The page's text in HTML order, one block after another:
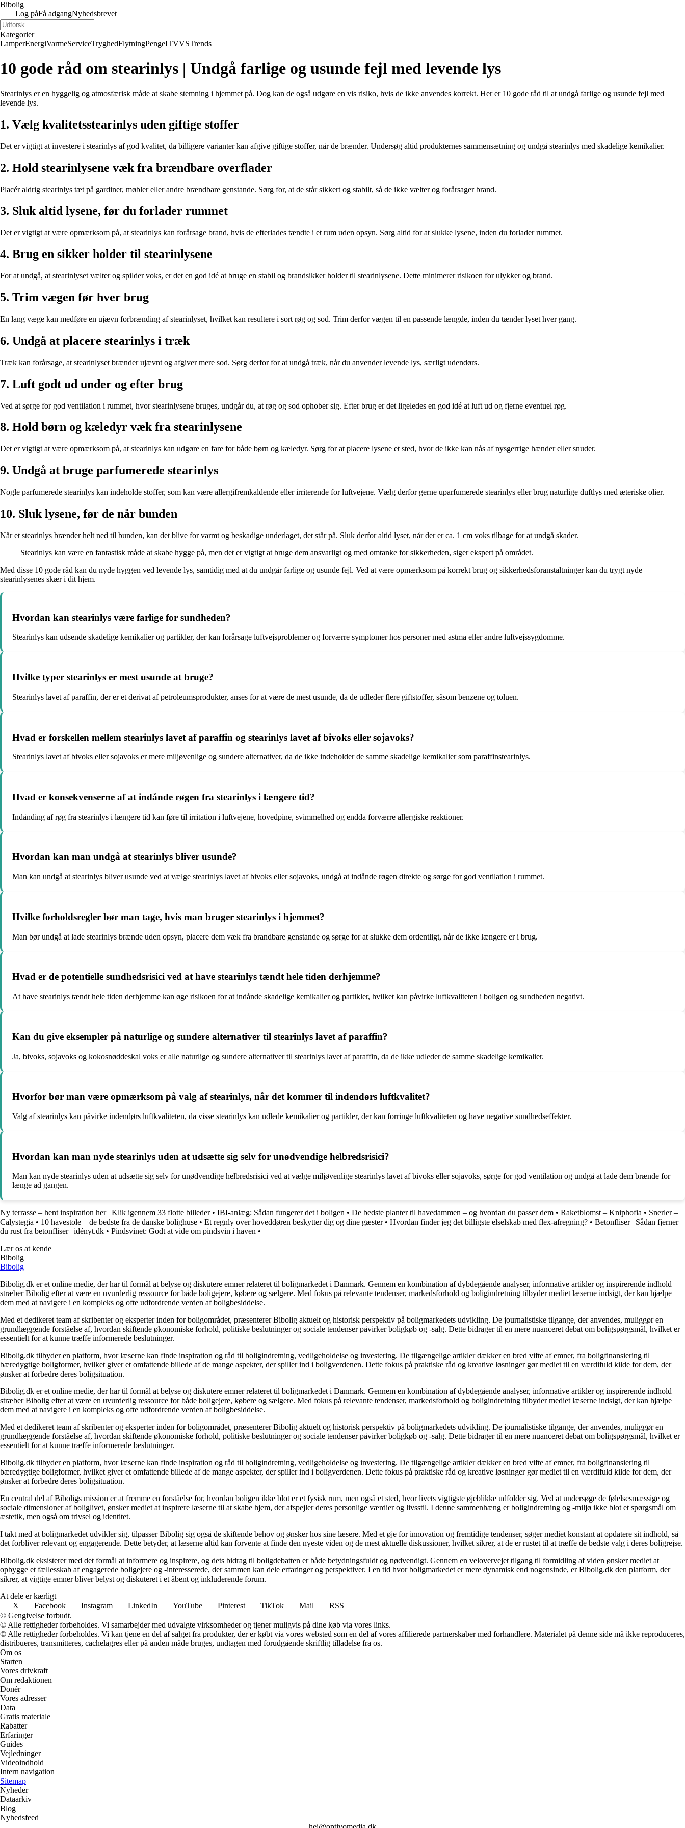
Bibolig
Log påFå adgangNyhedsbrevet
Kategorier
LamperEnergiVarmeServiceTryghedFlytningPengeITVVSTrends
10 gode råd om stearinlys | Undgå farlige og usunde fejl med levende lys
Stearinlys er en hyggelig og atmosfærisk måde at skabe stemning i hjemmet på. Dog kan de også udgøre en vis risiko, hvis de ikke anvendes korrekt. Her er 10 gode råd til at undgå farlige og usunde fejl med
levende lys.
1. Vælg kvalitetsstearinlys uden giftige stoffer
Det er vigtigt at investere i stearinlys af god kvalitet, da billigere varianter kan afgive giftige stoffer, når de brænder. Undersøg altid produkternes sammensætning og undgå stearinlys med skadelige kemikalier.
2. Hold stearinlysene væk fra brændbare overflader
Placér aldrig stearinlys tæt på gardiner, møbler eller andre brændbare genstande. Sørg for, at de står sikkert og stabilt, så de ikke vælter og forårsager brand.
3. Sluk altid lysene, før du forlader rummet
Det er vigtigt at være opmærksom på, at stearinlys kan forårsage brand, hvis de efterlades tændte i et rum uden opsyn. Sørg altid for at slukke lysene, inden du forlader rummet.
4. Brug en sikker holder til stearinlysene
For at undgå, at stearinlyset vælter og spilder voks, er det en god idé at bruge en stabil og brandsikker holder til stearinlysene. Dette minimerer risikoen for ulykker og brand.
5. Trim vægen før hver brug
En lang væge kan medføre en ujævn forbrænding af stearinlyset, hvilket kan resultere i sort røg og sod. Trim derfor vægen til en passende længde, inden du tænder lyset hver gang.
6. Undgå at placere stearinlys i træk
Træk kan forårsage, at stearinlyset brænder ujævnt og afgiver mere sod. Sørg derfor for at undgå træk, når du anvender levende lys, særligt udendørs.
7. Luft godt ud under og efter brug
Ved at sørge for god ventilation i rummet, hvor stearinlysene bruges, undgår du, at røg og sod ophober sig. Efter brug er det ligeledes en god idé at luft ud og fjerne eventuel røg.
8. Hold børn og kæledyr væk fra stearinlysene
Det er vigtigt at være opmærksom på, at stearinlys kan udgøre en fare for både børn og kæledyr. Sørg for at placere lysene et sted, hvor de ikke kan nås af nysgerrige hænder eller snuder.
9. Undgå at bruge parfumerede stearinlys
Nogle parfumerede stearinlys kan indeholde stoffer, som kan være allergifremkaldende eller irriterende for luftvejene. Vælg derfor gerne uparfumerede stearinlys eller brug naturlige duftlys med æteriske olier.
10. Sluk lysene, før de når bunden
Når et stearinlys brænder helt ned til bunden, kan det blive for varmt og beskadige underlaget, det står på. Sluk derfor altid lyset, når der er ca. 1 cm voks tilbage for at undgå skader.
Stearinlys kan være en fantastisk måde at skabe hygge på, men det er vigtigt at bruge dem ansvarligt og med omtanke for sikkerheden, siger ekspert på området.
Med disse 10 gode råd kan du nyde hyggen ved levende lys, samtidig med at du undgår farlige og usunde fejl. Ved at være opmærksom på korrekt brug og sikkerhedsforanstaltninger kan du trygt nyde
stearinlysenes skær i dit hjem.
Hvordan kan stearinlys være farlige for sundheden?
Stearinlys kan udsende skadelige kemikalier og partikler, der kan forårsage luftvejsproblemer og forværre symptomer hos personer med astma eller andre luftvejssygdomme.
Hvilke typer stearinlys er mest usunde at bruge?
Stearinlys lavet af paraffin, der er et derivat af petroleumsprodukter, anses for at være de mest usunde, da de udleder flere giftstoffer, såsom benzene og toluen.
Hvad er forskellen mellem stearinlys lavet af paraffin og stearinlys lavet af bivoks eller sojavoks?
Stearinlys lavet af bivoks eller sojavoks er mere miljøvenlige og sundere alternativer, da de ikke indeholder de samme skadelige kemikalier som paraffinstearinlys.
Hvad er konsekvenserne af at indånde røgen fra stearinlys i længere tid?
Indånding af røg fra stearinlys i længere tid kan føre til irritation i luftvejene, hovedpine, svimmelhed og endda forværre allergiske reaktioner.
Hvordan kan man undgå at stearinlys bliver usunde?
Man kan undgå at stearinlys bliver usunde ved at vælge stearinlys lavet af bivoks eller sojavoks, undgå at indånde røgen direkte og sørge for god ventilation i rummet.
Hvilke forholdsregler bør man tage, hvis man bruger stearinlys i hjemmet?
Man bør undgå at lade stearinlys brænde uden opsyn, placere dem væk fra brandbare genstande og sørge for at slukke dem ordentligt, når de ikke længere er i brug.
Hvad er de potentielle sundhedsrisici ved at have stearinlys tændt hele tiden derhjemme?
At have stearinlys tændt hele tiden derhjemme kan øge risikoen for at indånde skadelige kemikalier og partikler, hvilket kan påvirke luftkvaliteten i boligen og sundheden negativt.
Kan du give eksempler på naturlige og sundere alternativer til stearinlys lavet af paraffin?
Ja, bivoks, sojavoks og kokosnøddeskal voks er alle naturlige og sundere alternativer til stearinlys lavet af paraffin, da de ikke udleder de samme skadelige kemikalier.
Hvorfor bør man være opmærksom på valg af stearinlys, når det kommer til indendørs luftkvalitet?
Valg af stearinlys kan påvirke indendørs luftkvaliteten, da visse stearinlys kan udlede kemikalier og partikler, der kan forringe luftkvaliteten og have negative sundhedseffekter.
Hvordan kan man nyde stearinlys uden at udsætte sig selv for unødvendige helbredsrisici?
Man kan nyde stearinlys uden at udsætte sig selv for unødvendige helbredsrisici ved at vælge miljøvenlige stearinlys lavet af bivoks eller sojavoks, sørge for god ventilation og undgå at lade dem brænde for
længe ad gangen.
Ny terrasse – hent inspiration her | Klik igennem 33 flotte billeder• IBI-anlæg: Sådan fungerer det i boligen • De bedste planter til havedammen – og hvordan du passer dem • Raketblomst – Kniphofia • Snerler –
Calystegia • 10 havestole – de bedste fra de danske bolighuse • Et regnly over hoveddøren beskytter dig og dine gæster• Hvordan finder jeg det billigste elselskab med flex-afregning? • Betonfliser | Sådan fjerner
du rust fra betonfliser | idényt.dk • Pindsvinet: Godt at vide om pindsvin i haven •
Lær os at kende
Bibolig
Bibolig
Bibolig.dk er et online medie, der har til formål at belyse og diskutere emner relateret til boligmarkedet i Danmark. Gennem en kombination af dybdegående analyser, informative artikler og inspirerende indhold
stræber Bibolig efter at være en uvurderlig ressource for både boligejere, købere og sælgere. Med fokus på relevante tendenser, markedsforhold og boligindretning tilbyder mediet læserne indsigt, der kan hjælpe
dem med at navigere i en kompleks og ofte udfordrende verden af boligbesiddelse.
Med et dedikeret team af skribenter og eksperter inden for boligområdet, præsenterer Bibolig aktuelt og historisk perspektiv på boligmarkedets udvikling. De journalistiske tilgange, der anvendes, muliggør en
grundlæggende forståelse af, hvordan skiftende økonomiske forhold, politiske beslutninger og sociale tendenser påvirker boligkøb og -salg. Dette bidrager til en mere nuanceret debat om boligspørgsmål, hvilket er
essentielt for at kunne træffe informerede beslutninger.
Bibolig.dk tilbyder en platform, hvor læserne kan finde inspiration og råd til boligindretning, vedligeholdelse og investering. De tilgængelige artikler dækker en bred vifte af emner, fra boligfinansiering til
bæredygtige boligformer, hvilket giver et omfattende billede af de mange aspekter, der spiller ind i boligverdenen. Dette fokus på praktiske råd og kreative løsninger gør mediet til en værdifuld kilde for dem, der
ønsker at forbedre deres boligsituation.
Bibolig.dk er et online medie, der har til formål at belyse og diskutere emner relateret til boligmarkedet i Danmark. Gennem en kombination af dybdegående analyser, informative artikler og inspirerende indhold
stræber Bibolig efter at være en uvurderlig ressource for både boligejere, købere og sælgere. Med fokus på relevante tendenser, markedsforhold og boligindretning tilbyder mediet læserne indsigt, der kan hjælpe
dem med at navigere i en kompleks og ofte udfordrende verden af boligbesiddelse.
Med et dedikeret team af skribenter og eksperter inden for boligområdet, præsenterer Bibolig aktuelt og historisk perspektiv på boligmarkedets udvikling. De journalistiske tilgange, der anvendes, muliggør en
grundlæggende forståelse af, hvordan skiftende økonomiske forhold, politiske beslutninger og sociale tendenser påvirker boligkøb og -salg. Dette bidrager til en mere nuanceret debat om boligspørgsmål, hvilket er
essentielt for at kunne træffe informerede beslutninger.
Bibolig.dk tilbyder en platform, hvor læserne kan finde inspiration og råd til boligindretning, vedligeholdelse og investering. De tilgængelige artikler dækker en bred vifte af emner, fra boligfinansiering til
bæredygtige boligformer, hvilket giver et omfattende billede af de mange aspekter, der spiller ind i boligverdenen. Dette fokus på praktiske råd og kreative løsninger gør mediet til en værdifuld kilde for dem, der
ønsker at forbedre deres boligsituation.
En central del af Biboligs mission er at fremme en forståelse for, hvordan boligen ikke blot er et fysisk rum, men også et sted, hvor livets vigtigste øjeblikke udfolder sig. Ved at undersøge de følelsesmæssige og
sociale dimensioner af boliglivet, ønsker mediet at inspirere læserne til at skabe hjem, der afspejler deres personlige værdier og livsstil. I denne sammenhæng er boligindretning og -miljø ikke blot et spørgsmål om
æstetik, men også om trivsel og identitet.
I takt med at boligmarkedet udvikler sig, tilpasser Bibolig sig også de skiftende behov og ønsker hos sine læsere. Med et øje for innovation og fremtidige tendenser, søger mediet konstant at opdatere sit indhold, så
det forbliver relevant og engagerende. Dette betyder, at læserne altid kan forvente at finde den nyeste viden og de mest aktuelle diskussioner, hvilket sikrer, at de er rustet til at træffe de bedste valg i deres boligrejse.
Bibolig.dk eksisterer med det formål at informere og inspirere, og dets bidrag til boligdebatten er både betydningsfuldt og nødvendigt. Gennem en velovervejet tilgang til formidling af viden ønsker mediet at
opbygge et fællesskab af engagerede boligejere og -interesserede, der sammen kan dele erfaringer og perspektiver. I en tid hvor boligmarkedet er mere dynamisk end nogensinde, er Bibolig.dk den platform, der
sikrer, at vigtige emner bliver belyst og diskuteret i et åbent og inkluderende forum.
At dele er kærligt
X
Facebook Instagram LinkedIn YouTube Pinterest TikTok Mail
RSS
© Gengivelse forbudt.
© Alle rettigheder forbeholdes. Vi samarbejder med udvalgte virksomheder og tjener muligvis på dine køb via vores links.
© Alle rettigheder forbeholdes. Vi kan tjene en del af salget fra produkter, der er købt via vores websted som en del af vores affilierede partnerskaber med forhandlere. Materialet på denne side må ikke reproduceres,
distribueres, transmitteres, cachelagres eller på anden måde bruges, undtagen med forudgående skriftlig tilladelse fra os.
Om os
Starten
Vores drivkraft
Om redaktionen
Donér
Vores adresser
Data
Gratis materiale
Rabatter
Erfaringer
Guides
Vejledninger
Videoindhold
Intern navigation
Sitemap
Nyheder
Dataarkiv
Blog
Nyhedsfeed